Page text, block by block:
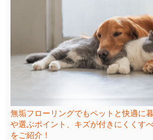
無垢フローリングでもペットと快適に
や選ぶポイント、キズが付きにくくす
をご紹介！